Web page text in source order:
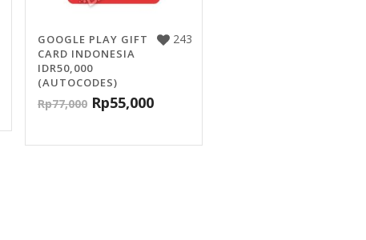
243
GOOGLE PLAY GIFT
CARD INDONESIA
IDR50,000
(AUTOCODES)
Rp77,000 Rp55,000